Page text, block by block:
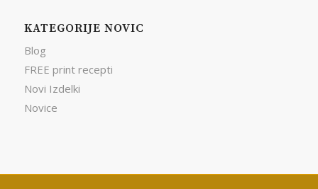
KATEGORIJE NOVIC
Blog
FREE print recepti
Novi Izdelki
Novice